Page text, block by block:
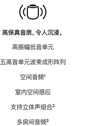
高保真音质，令人沉浸。
高振幅低音单元
五高音单元波束成形阵列
空间音频脚
¹
室内空间感应
支持立体声组合脚
²
多房间音频脚
³